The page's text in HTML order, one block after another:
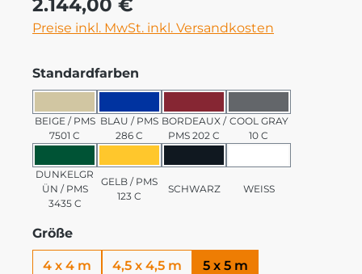
Preise inkl. MwSt. inkl. Versandkosten
Standardfarben
BEIGE / PMS 7501 C
BEIGE / PMS
7501 C
BLAU / PMS 286 C
BLAU / PMS
286 C
BORDEAUX / PMS 202 C
BORDEAUX /
PMS 202 C
COOL GRAY 10 C
COOL GRAY
10 C
DUNKELGRÜN / PMS 3435 C
DUNKELGR
ÜN / PMS
3435 C
GELB / PMS 123 C
GELB / PMS
123 C
SCHWARZ
SCHWARZ
WEISS
WEISS
Größe
4 x 4 m 4,5 x 4,5 m 5 x 5 m